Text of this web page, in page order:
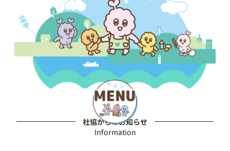
社協からのお知らせ
Information